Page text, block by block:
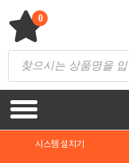
content
AV 플라자
하이파이 / 홈씨어터
Products
search
0
시스템 설치기